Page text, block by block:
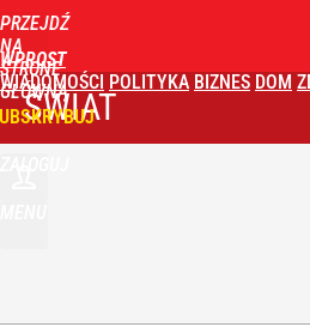
PRZEJDŹ
NA
STRONĘ
GŁÓWNĄ
WPROST
WIADOMOŚCI POLITYKA BIZNES DOM
ŚWIAT